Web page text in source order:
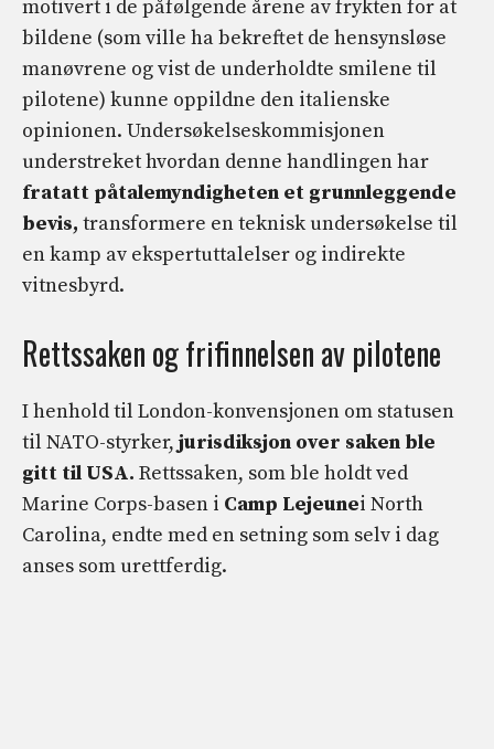
motivert i de påfølgende årene av frykten for at
bildene (som ville ha bekreftet de hensynsløse
manøvrene og vist de underholdte smilene til
pilotene) kunne oppildne den italienske
opinionen. Undersøkelseskommisjonen
understreket hvordan denne handlingen har
fratatt påtalemyndigheten et grunnleggende
bevis, transformere en teknisk undersøkelse til
en kamp av ekspertuttalelser og indirekte
vitnesbyrd.
Rettssaken og frifinnelsen av pilotene
I henhold til London-konvensjonen om statusen
til NATO-styrker, jurisdiksjon over saken ble
gitt til USA. Rettssaken, som ble holdt ved
Marine Corps-basen i Camp Lejeunei North
Carolina, endte med en setning som selv i dag
anses som urettferdig.